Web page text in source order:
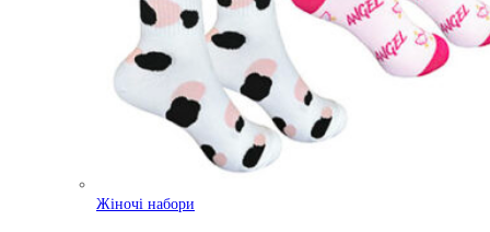
Жіночі набори